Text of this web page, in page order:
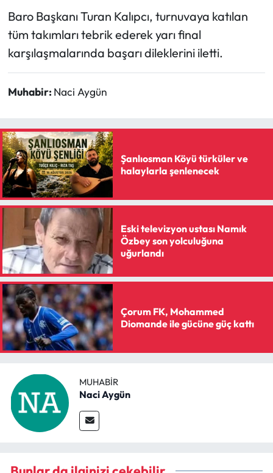
Baro Başkanı Turan Kalıpcı, turnuvaya katılan
tüm takımları tebrik ederek yarı final
karşılaşmalarında başarı dileklerini iletti.
Muhabir: Naci Aygün
Şanlıosman Köyü türküler ve
halaylarla şenlenecek
Eski televizyon ustası Namık
Özbey son yolculuğuna
uğurlandı
Çorum FK, Mohammed
Diomande ile gücüne güç kattı
MUHABIR
Naci Aygün
Turizm
Uğurludağ Haberleri
Yaşam
Yemek Tarifleri
Yerel Haberler